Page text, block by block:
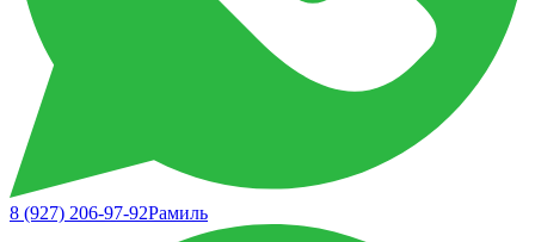
8 (927) 206-97-92Рамиль